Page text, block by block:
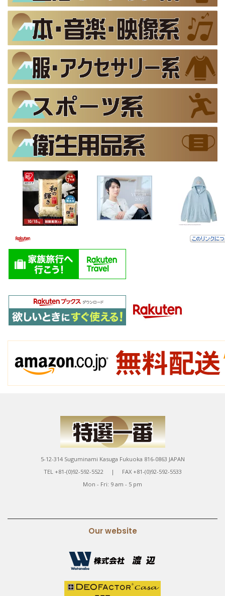
5-12-314 Suguminami Kasuga Fukuoka 816-0863 JAPAN
TEL +81-(0)92-592-5522 | FAX +81-(0)92-592-5533
Mon - Fri: 9 am - 5 pm
Our website